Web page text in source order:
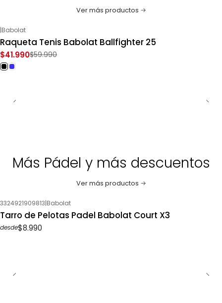
Ver más productos
-30%OFF
|Babolat
Raqueta Tenis Babolat Ballfighter 25
$41.990$59.990
Más Pádel y más descuentos
Ver más productos
3324921909813|Babolat
Tarro de Pelotas Padel Babolat Court X3
desde$8.990